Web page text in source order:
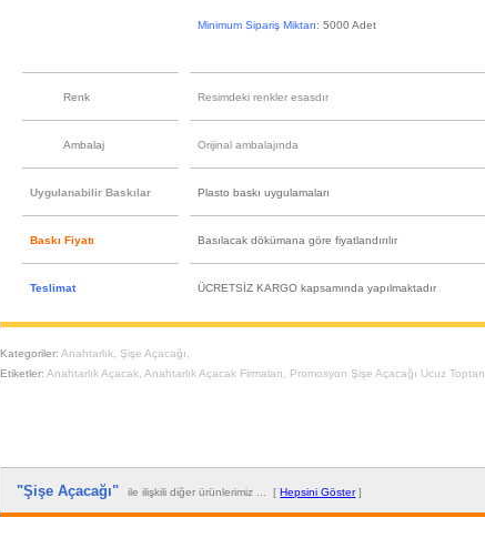
Minimum Sipariş Miktarı:5000 Adet
Renk Resimdeki renkler esasdır
Ambalaj Orijinal ambalajında
Uygulanabilir Baskılar Plasto baskı uygulamaları
Baskı Fiyatı Basılacak dökümana göre fiyatlandırılır
Teslimat ÜCRETSİZ KARGO kapsamında yapılmaktadır
Kategoriler: Anahtarlık Şişe Açacağı
Etiketler: Anahtarlık Açacak ,Anahtarlık Açacak Firmaları Promosyon Şişe Açacağı Ucuz Toptan
"Şişe Açacağı"ile ilişkili diğer ürünlerimiz ... [Hepsini Göster]